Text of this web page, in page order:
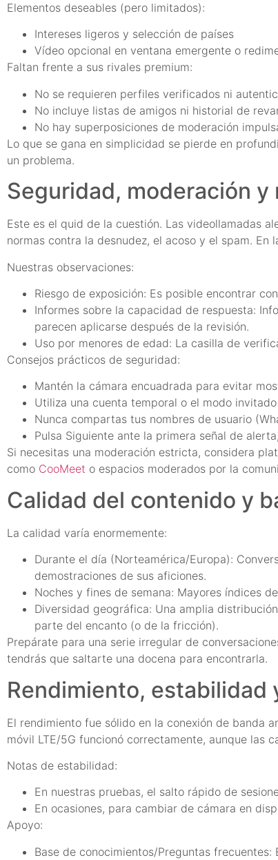
Elementos deseables (pero limitados):
Intereses ligeros y selección de países
Vídeo opcional en ventana emergente o
Faltan frente a sus rivales premium:
No se requieren perfiles verificados ni
No incluye listas de amigos ni historial de
No hay superposiciones de moderación
Lo que se gana en simplicidad se pierde en
un problema.
Seguridad, moderación
Este es el quid de la cuestión. Las videollamadas
normas contra la desnudez, el acoso y el spam.
Nuestras observaciones:
Riesgo de exposición: Es posible encontrar
Informes sobre la capacidad de respuesta:
parecen aplicarse después de la revisión.
Uso por menores de edad: La casilla de
Consejos prácticos de seguridad:
Mantén la cámara encuadrada para evitar
Utiliza una cuenta temporal o el modo
Nunca compartas tus nombres de usuario
Pulsa Siguiente ante la primera señal de
Si necesitas una moderación estricta, considera
como CooMeet o espacios moderados por la
Calidad del contenido y
La calidad varía enormemente:
Durante el día (Norteamérica/Europa):
demostraciones de sus aficiones.
Noches y fines de semana: Mayores índices
Diversidad geográfica: Una amplia
parte del encanto (o de la fricción).
Prepárate para una serie irregular de
tendrás que saltarte una docena para encontrarla.
Rendimiento, estabilidad
El rendimiento fue sólido en la conexión de banda
móvil LTE/5G funcionó correctamente, aunque las
Notas de estabilidad:
En nuestras pruebas, el salto rápido de
En ocasiones, para cambiar de cámara en
Apoyo:
Base de conocimientos/Preguntas